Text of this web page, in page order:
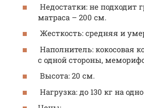
Недостатки: не подходит
матраса – 200 см.
Жесткость: средняя и
Наполнитель: кокосовая
с одной стороны,
Высота: 20 см.
Нагрузка: до 130 кг на